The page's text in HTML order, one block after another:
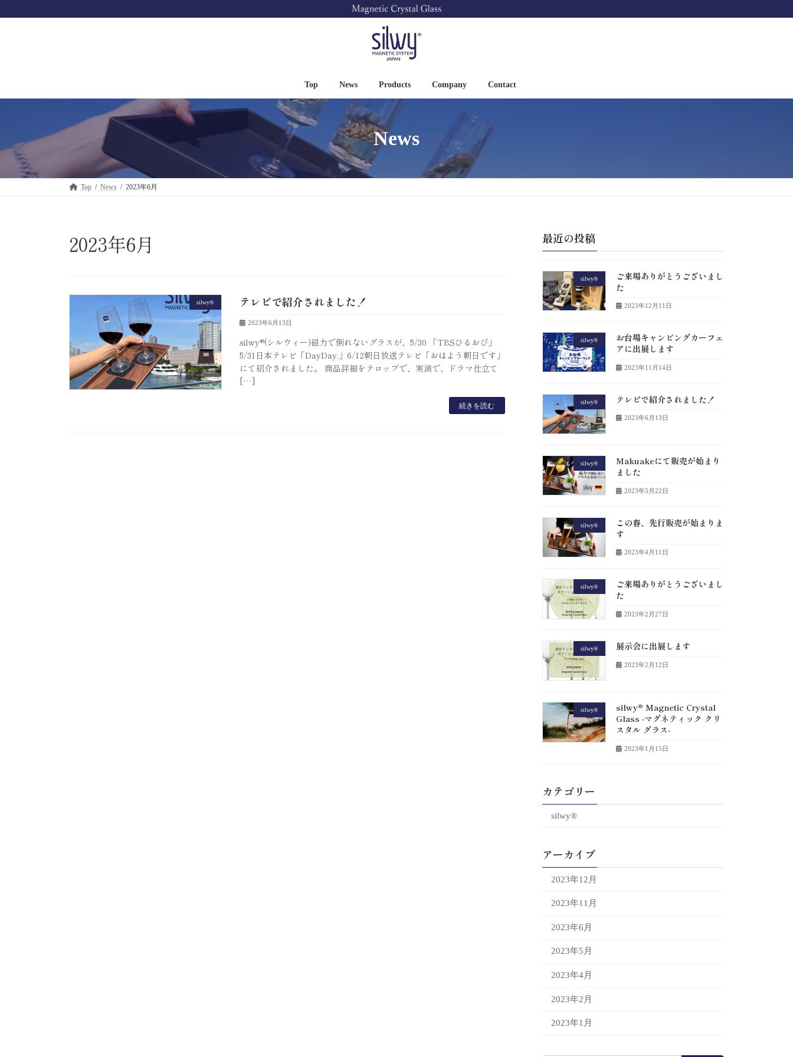
ン
ビ
Top News Products Company Contact
News
Top News 2023年6月
2023年6月
silwy® テレビで紹介されました！
2023年6月13日
silwy®(シルウィー)磁力で倒れないグラスが、5/30 「TBSひるおび」
5/31日本テレビ「DayDay.」6/12朝日放送テレビ「おはよう朝日です」
にて紹介されました。 商品詳細をテロップで、実演で、ドラマ仕立て
[…]
続きを読む
最近の投稿
silwy®
ご来場ありがとうございまし
た
2023年12月11日
silwy®
お台場キャンピングカーフェ
アに出展します
2023年11月14日
silwy® テレビで紹介されました！
2023年6月13日
silwy®
Makuakeにて販売が始まり
ました
2023年5月22日
silwy®
この春、先行販売が始まりま
す
2023年4月11日
silwy®
ご来場ありがとうございまし
た
2023年2月27日
silwy® 展示会に出展します
2023年2月12日
silwy®
silwy® Magnetic Crystal
Glass -マグネティック クリ
スタル グラス-
2023年1月15日
カテゴリー
silwy®
アーカイブ
2023年12月
2023年11月
2023年6月
2023年5月
2023年4月
2023年2月
2023年1月